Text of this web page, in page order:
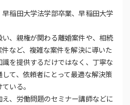
稲田大学法学部卒業、早稲田大学
、親権が関わる離婚案件や、相続
など、複雑な案件を解決に導いた
を提供するだけではなく、丁寧な
て、依頼者にとって最適な解決策
いる。
、労働問題のセミナー講師などに